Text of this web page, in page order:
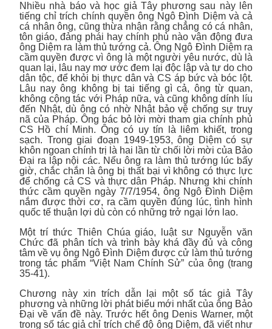
Nhiều nhà báo và học giả Tây phương sau này lên
tiếng chỉ trích chính quyền ông Ngô Đình Diệm và cả
cá nhân ông, cũng thừa nhận rằng chẳng có cá nhân,
tôn giáo, đảng phái hay chính phủ nào vận động đưa
ông Diệm ra làm thủ tướng cả. Ông Ngô Đình Diệm ra
cầm quyền được vì ông là một người yêu nước, dù là
quan lại, lâu nay mơ ước đem lại độc lập và tự do cho
dân tộc, để khỏi bị thực dân và CS áp bức và bóc lột.
Lâu nay ông không bị tai tiếng gì cả, ông từ quan,
không cộng tác với Pháp nữa, và cũng không dính líu
đến Nhật, dù ông có nhờ Nhật bảo vệ chống sự truy
nã của Pháp. Ông bác bỏ lời mời tham gia chính phủ
CS Hồ chí Minh. Ông có uy tín là liêm khiết, trong
sạch. Trong giai đoạn 1949-1953, ông Diệm có sự
khôn ngoan chính trị là hai lần từ chối lời mời của Bảo
Đại ra lập nội các. Nếu ông ra làm thủ tướng lúc bấy
giờ, chắc chắn là ông bị thất bại vì không có thực lực
để chống cả CS và thực dân Pháp. Nhưng khi chính
thức cầm quyền ngày 7/7/1954, ông Ngô Đình Diệm
nắm được thời cơ, ra cầm quyền đúng lúc, tình hình
quốc tế thuận lợi dù còn có những trở ngại lớn lao.
Một trí thức Thiên Chúa giáo, luật sư Nguyễn văn
Chức đã phân tích và trình bày khá đầy đủ và công
tâm về vụ ông Ngô Đình Diệm được cử làm thủ tướng
trong tác phẩm “Việt Nam Chính Sử” của ông (trang
35-41).
Chương này xin trích dẫn lại một số tác giả Tây
phương và những lời phát biểu mới nhất của ông Bảo
Đại về vấn đề này. Trước hết ông Denis Warner, một
trong số tác giả chỉ trích chế độ ông Diệm, đã viết như